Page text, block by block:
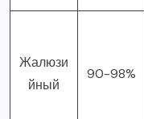
Жалюзи
йный
90-98%